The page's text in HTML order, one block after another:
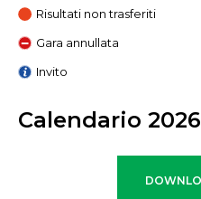
Risultati non trasferiti
Gara annullata
Invito
Calendario 2026